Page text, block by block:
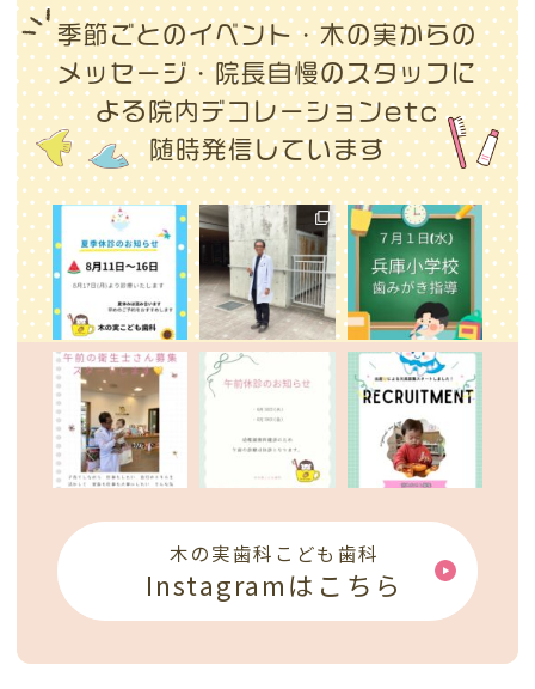
季節ごとのイベント・木の実からの
メッセージ・院長自慢のスタッフに
よる院内デコレーションetc
随時発信しています
木の実歯科こども歯科
Instagramはこちら